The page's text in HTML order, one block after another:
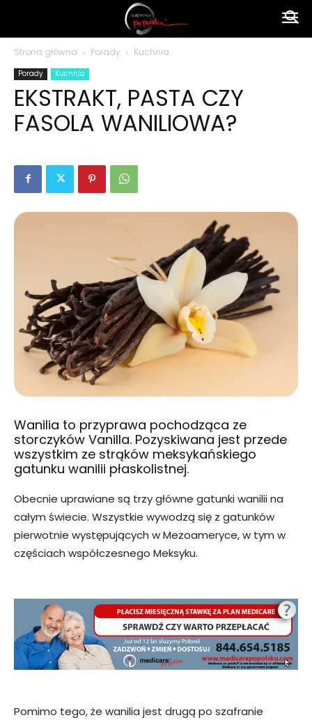
Strona główna Porady Kuchnia
Porady Kuchnia
EKSTRAKT, PASTA CZY
FASOLA WANILIOWA?
Wanilia to przyprawa pochodząca ze
storczyków Vanilla. Pozyskiwana jest przede
wszystkim ze strąków meksykańskiego
gatunku wanilii płaskolistnej.
Obecnie uprawiane są trzy główne gatunki wanilii na
całym świecie. Wszystkie wywodzą się z gatunków
pierwotnie występujących w Mezoameryce, w tym w
częściach współczesnego Meksyku.
Pomimo tego, że wanilia jest drugą po szafranie